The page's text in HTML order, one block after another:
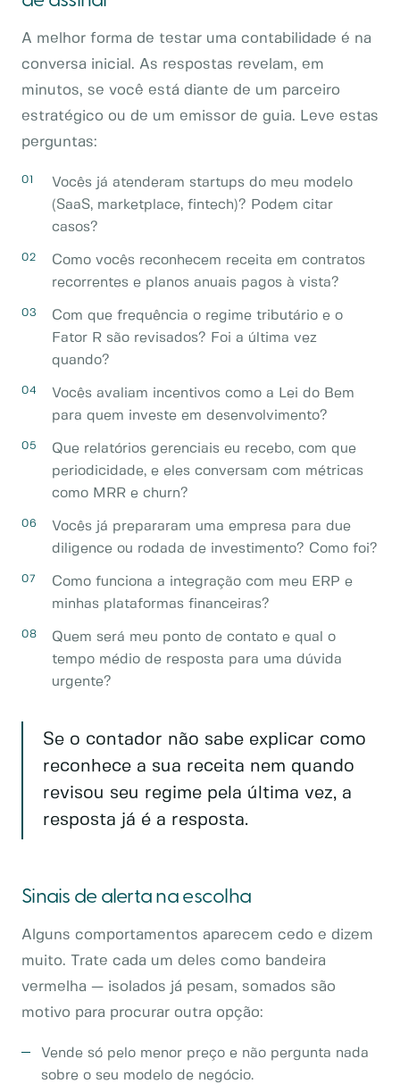
A melhor forma de testar uma contabilidade é na
conversa inicial. As respostas revelam, em
minutos, se você está diante de um parceiro
estratégico ou de um emissor de guia. Leve estas
perguntas:
Vocês já atenderam startups do meu modelo
(SaaS, marketplace, fintech)? Podem citar
casos?
Como vocês reconhecem receita em contratos
recorrentes e planos anuais pagos à vista?
Com que frequência o regime tributário e o
Fator R são revisados? Foi a última vez
quando?
Vocês avaliam incentivos como a Lei do Bem
para quem investe em desenvolvimento?
Que relatórios gerenciais eu recebo, com que
periodicidade, e eles conversam com métricas
como MRR e churn?
Vocês já prepararam uma empresa para due
diligence ou rodada de investimento? Como foi?
Como funciona a integração com meu ERP e
minhas plataformas financeiras?
Quem será meu ponto de contato e qual o
tempo médio de resposta para uma dúvida
urgente?
Se o contador não sabe explicar como
reconhece a sua receita nem quando
revisou seu regime pela última vez, a
resposta já é a resposta.
Sinais de alerta na escolha
Alguns comportamentos aparecem cedo e dizem
muito. Trate cada um deles como bandeira
vermelha — isolados já pesam, somados são
motivo para procurar outra opção:
Vende só pelo menor preço e não pergunta nada
sobre o seu modelo de negócio.